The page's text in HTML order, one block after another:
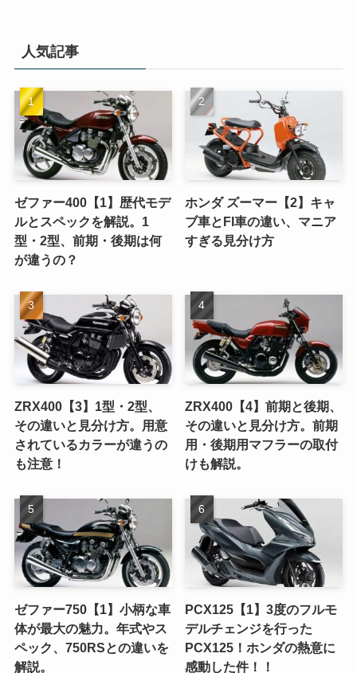
人気記事
ゼファー400【1】歴代モデ
ルとスペックを解説。1
型・2型、前期・後期は何
が違うの？
ホンダ ズーマー【2】キャ
ブ車とFI車の違い、マニア
すぎる見分け方
ZRX400【3】1型・2型、
その違いと見分け方。用意
されているカラーが違うの
も注意！
ZRX400【4】前期と後期、
その違いと見分け方。前期
用・後期用マフラーの取付
けも解説。
ゼファー750【1】小柄な車
体が最大の魅力。年式やス
ペック、750RSとの違いを
解説。
PCX125【1】3度のフルモ
デルチェンジを行った
PCX125！ホンダの熱意に
感動した件！！